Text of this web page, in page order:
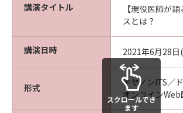
講演タイトル
【現役医師が
スとは？
講演日時 2021年6月28
形式
キヤノンITS／
オンライン
スクロールでき
ます